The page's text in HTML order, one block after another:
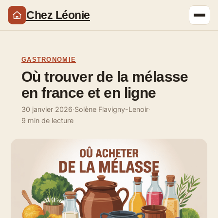
Chez Léonie
GASTRONOMIE
Où trouver de la mélasse
en france et en ligne
30 janvier 2026·Solène Flavigny-Lenoir·
9 min de lecture